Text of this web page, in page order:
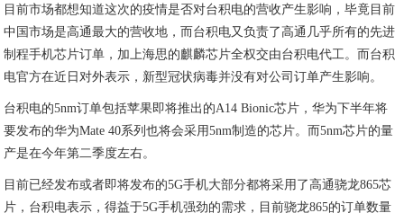
目前市场都想知道这次的疫情是否对台积电的营收产生影响，毕竟目前
中国市场是高通最大的营收地，而台积电又负责了高通几乎所有的先进
制程手机芯片订单，加上海思的麒麟芯片全权交由台积电代工。而台积
电官方在近日对外表示，新型冠状病毒并没有对公司订单产生影响。
台积电的5nm订单包括苹果即将推出的A14 Bionic芯片，华为下半年将
要发布的华为Mate 40系列也将会采用5nm制造的芯片。而5nm芯片的量
产是在今年第二季度左右。
目前已经发布或者即将发布的5G手机大部分都将采用了高通骁龙865芯
片，台积电表示，得益于5G手机强劲的需求，目前骁龙865的订单数量